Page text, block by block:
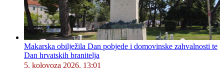
Makarska obilježila Dan pobjede i domovinske zahvalnosti te
Dan hrvatskih branitelja
5. kolovoza 2026. 13:01